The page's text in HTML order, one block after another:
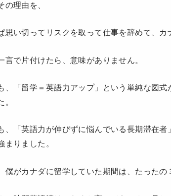
の理由を、
思い切ってリスクを取って仕事を辞めて、カ
言で片付けたら、意味がありません。
、「留学＝英語力アップ」という単純な図
。
、「英語力が伸びずに悩んでいる長期滞在
まりました。
僕がカナダに留学していた期間は、たったの